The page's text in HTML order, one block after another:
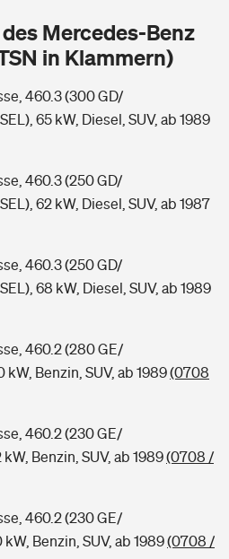
finden
eingestuft
Mercedes-Benz
in Klammern)
460.3 (300 GD/
65 kW, Diesel, SUV, ab 1989
460.3 (250 GD/
62 kW, Diesel, SUV, ab 1987
460.3 (250 GD/
68 kW, Diesel, SUV, ab 1989
460.2 (280 GE/
kW, Benzin, SUV, ab 1989(0708
460.2 (230 GE/
Benzin, SUV, ab 1989(0708 /
460.2 (230 GE/
Benzin, SUV, ab 1989(0708 /